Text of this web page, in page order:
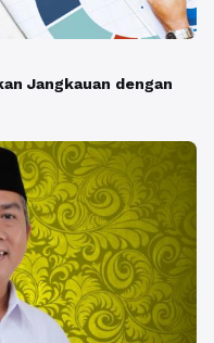
Jangkauan dengan